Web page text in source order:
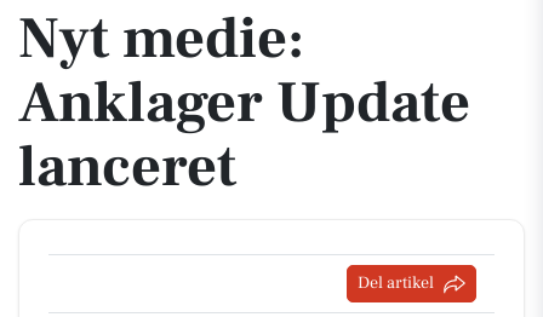
Nyt medie:
Anklager Update
lanceret
Del artikel